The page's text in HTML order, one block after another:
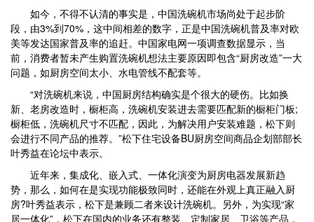
如今，不得不认清的事实是，中国洗碗机市场尚处于起步阶
段，由3%到70%，这中间相差的数字，正是中国洗碗机普及率对欧
美等发达国家普及率的追赶。中国家电网一项调查数据显示，当
前，消费者暂未产生购置洗碗机想法主要原因即包含“厨房改造”一大
问题，如厨房空间太小、水电管线不配套等。
“对洗碗机来说，中国厨房结构确实是个很大的硬伤。比如换
新、老房改造时，橱柜高，洗碗机安装进去需要匹配新的橱柜门板;
橱柜低，洗碗机尺寸不匹配，因此，为解决用户安装难题，松下则
会进行不同产品的推荐。”松下住宅设备BU厨房空间商品企划部部长
叶秀益在论坛中表示。
近年来，集成化、嵌入式、一体化演变为厨房电器发展新趋
势，那么，如何在是实现功能极致同时，还能在外观上真正融入厨
房?叶秀益表示，松下是兼顾二者来设计洗碗机。另外，为实现“家
居一体化”，松下在国内的业务还有整装、定制家居、卫浴等产品，